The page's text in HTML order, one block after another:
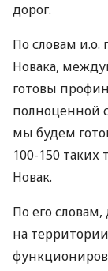
дорог.
По словам и.о.
Новака,
готовы
полноценной
мы будем
100-150 таких
Новак.
По его
на